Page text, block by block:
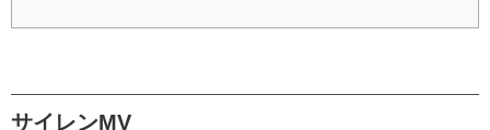
サイレンMV